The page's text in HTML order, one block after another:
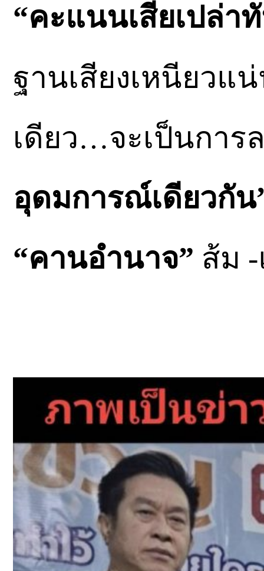
“คะแนนเสียเปล่า
ฐานเสียงเหนียวแ
เดียว…จะเป็นการ
อุดมการณ์เดียวกัน
“คานอำนาจ” ส้ม -